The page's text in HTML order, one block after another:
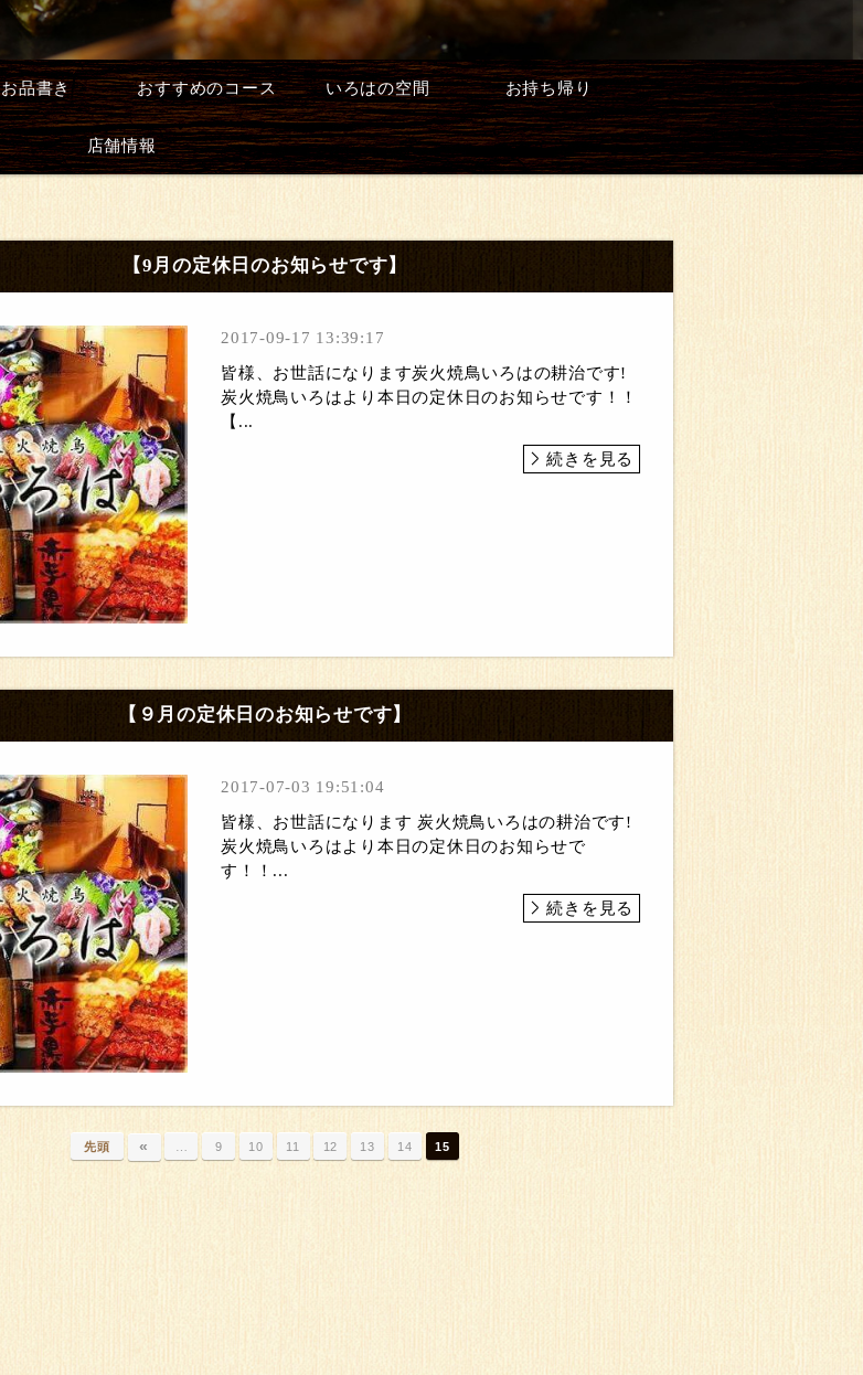
お品書き おすすめのコース いろはの空間 お持ち帰り
店舗情報
【9月の定休日のお知らせです】
2017-09-17 13:39:17
皆様、お世話になります炭火焼鳥いろはの耕治です!
炭火焼鳥いろはより本日の定休日のお知らせです！！
【...
続きを見る
【９月の定休日のお知らせです】
2017-07-03 19:51:04
皆様、お世話になります 炭火焼鳥いろはの耕治です!
炭火焼鳥いろはより本日の定休日のお知らせで
す！！...
続きを見る
先頭 « 9 10 11 12 13 14 15